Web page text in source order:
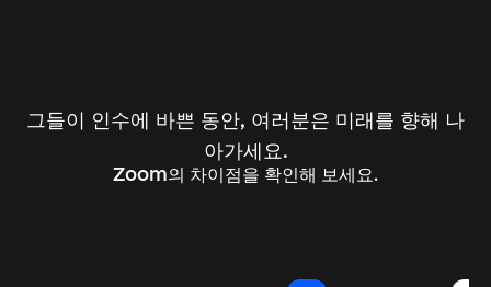
그들이 인수에 바쁜 동안, 여러분은 미래를 향해 나
아가세요.
Zoom의 차이점을 확인해 보세요.